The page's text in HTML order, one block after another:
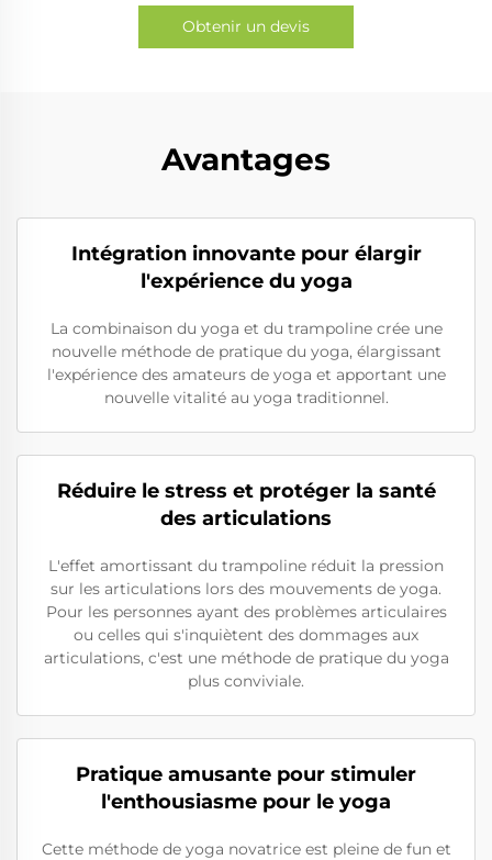
Obtenir un devis
Avantages
Intégration innovante pour élargir
l'expérience du yoga
La combinaison du yoga et du trampoline crée une
nouvelle méthode de pratique du yoga, élargissant
l'expérience des amateurs de yoga et apportant une
nouvelle vitalité au yoga traditionnel.
Réduire le stress et protéger la santé
des articulations
L'effet amortissant du trampoline réduit la pression
sur les articulations lors des mouvements de yoga.
Pour les personnes ayant des problèmes articulaires
ou celles qui s'inquiètent des dommages aux
articulations, c'est une méthode de pratique du yoga
plus conviviale.
Pratique amusante pour stimuler
l'enthousiasme pour le yoga
Cette méthode de yoga novatrice est pleine de fun et